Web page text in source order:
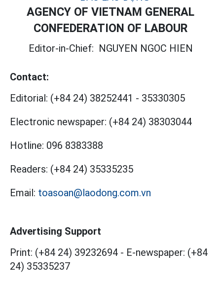
AGENCY OF VIETNAM GENERAL
CONFEDERATION OF LABOUR
Editor-in-Chief: NGUYEN NGOC HIEN
Contact:
Editorial: (+84 24) 38252441 - 35330305
Electronic newspaper: (+84 24) 38303044
Hotline: 096 8383388
Readers: (+84 24) 35335235
Email: toasoan@laodong.com.vn
Advertising Support
Print: (+84 24) 39232694 - E-newspaper: (+84
24) 35335237